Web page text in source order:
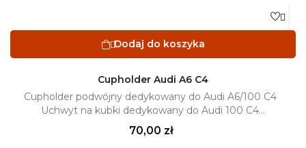

Dodaj do koszyka
Cupholder Audi A6 C4
Cupholder podwójny dedykowany do Audi A6/100 C4
Uchwyt na kubki dedykowany do Audi 100 C4...
Cena
70,00 zł